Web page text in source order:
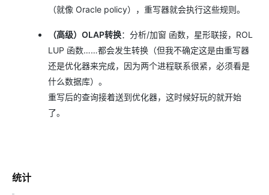
（就像 Oracle policy），重写器就会执行这些规则。
（高级）OLAP转换：分析/加窗 函数，星形联接，ROL
LUP 函数……都会发生转换（但我不确定这是由重写器
还是优化器来完成，因为两个进程联系很紧，必须看是
什么数据库）。
重写后的查询接着送到优化器，这时候好玩的就开始
了。
统计